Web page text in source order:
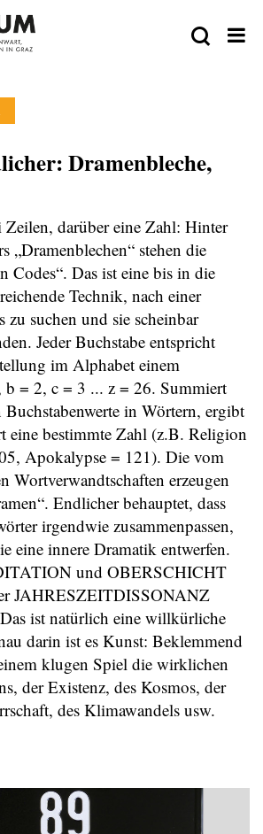
Dramenbleche,
darüber eine Zahl: Hinter
„Dramenblechen“ stehen die
Codes“. Das ist eine bis in die
Technik, nach einer
zu suchen und sie scheinbar
Jeder Buchstabe entspricht
im Alphabet einem
b = 2, c = 3 ... z = 26. Summiert
Buchstabenwerte in Wörtern, ergibt
eine bestimmte Zahl (z.B. Religion
Apokalypse = 121). Die vom
Wortverwandtschaften erzeugen
Endlicher behauptet, dass
irgendwie zusammenpassen,
eine innere Dramatik entwerfen.
und OBERSCHICHT
JAHRESZEITDISSONANZ
ist natürlich eine willkürliche
darin ist es Kunst: Beklemmend
klugen Spiel die wirklichen
der Existenz, des Kosmos, der
des Klimawandels usw.